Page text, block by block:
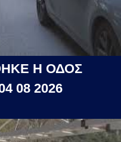
Η ΟΔΟΣ
08 2026